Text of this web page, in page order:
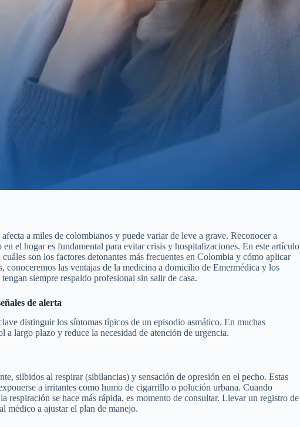
a miles de colombianos y puede variar de leve a grave. Reconocer a
el hogar es fundamental para evitar crisis y hospitalizaciones. En este artículo
son los factores detonantes más frecuentes en Colombia y cómo aplicar
las ventajas de la medicina a domicilio de Emermédica y los
siempre respaldo profesional sin salir de casa.
de alerta
distinguir los síntomas típicos de un episodio asmático. En muchas
largo plazo y reduce la necesidad de atención de urgencia.
silbidos al respirar (sibilancias) y sensación de opresión en el pecho. Estas
a irritantes como humo de cigarrillo o polución urbana. Cuando
respiración se hace más rápida, es momento de consultar. Llevar un registro de
médico a ajustar el plan de manejo.